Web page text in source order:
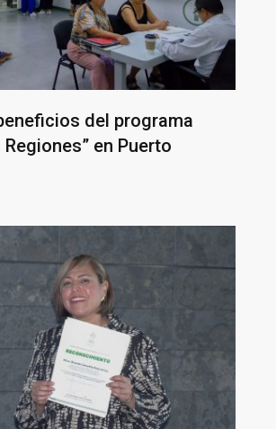
del programa
Regiones” en Puerto